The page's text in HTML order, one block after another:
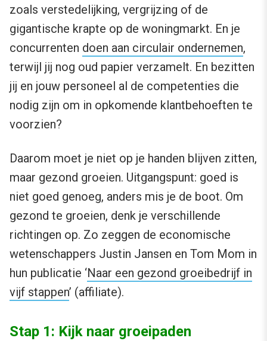
zoals verstedelijking, vergrijzing of de
gigantische krapte op de woningmarkt. En je
concurrenten doen aan circulair ondernemen,
terwijl jij nog oud papier verzamelt. En bezitten
jij en jouw personeel al de competenties die
nodig zijn om in opkomende klantbehoeften te
voorzien?
Daarom moet je niet op je handen blijven zitten,
maar gezond groeien. Uitgangspunt: goed is
niet goed genoeg, anders mis je de boot. Om
gezond te groeien, denk je verschillende
richtingen op. Zo zeggen de economische
wetenschappers Justin Jansen en Tom Mom in
hun publicatie ‘Naar een gezond groeibedrijf in
vijf stappen’ (affiliate).
Stap 1: Kijk naar groeipaden